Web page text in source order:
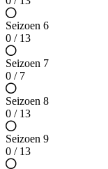
Seizoen 6
0 / 13
Seizoen 7
0 / 7
Seizoen 8
0 / 13
Seizoen 9
0 / 13